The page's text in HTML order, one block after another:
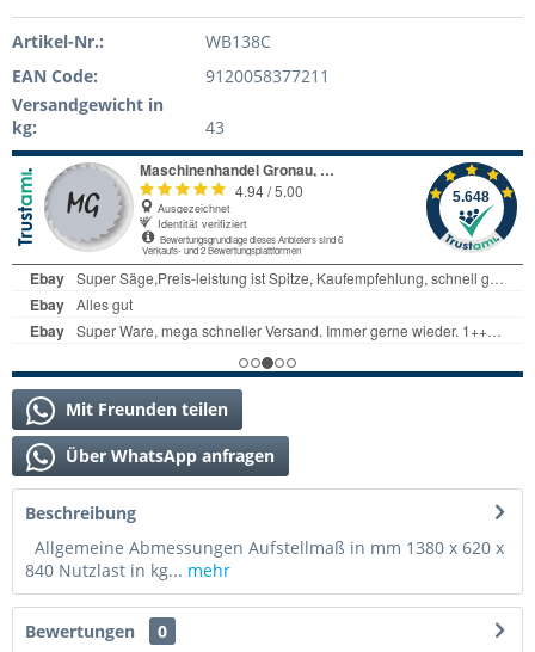
Artikel-Nr.:
WB138C
EAN Code:
9120058377211
Versandgewicht in
kg:
43
Mit Freunden teilen
Über WhatsApp anfragen
Beschreibung
Allgemeine Abmessungen Aufstellmaß in mm 1380 x 620 x
840 Nutzlast in kg... mehr
Bewertungen
0